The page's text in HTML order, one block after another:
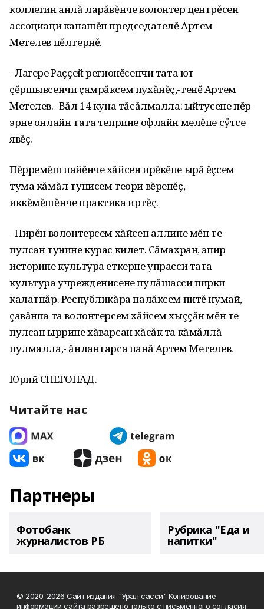
коллегин анлă ларăвĕнче волонтер центрĕсен
ассоциаци канашĕн председателĕ Артем
Метелев пĕлтернĕ.
- Лагере Раççей регионĕсенчи тата ют
çĕршывсенчи çамрăксем пухăнĕç,-тенĕ Артем
Метелев.- Вăл 14 куна тăсăлмалла: ыйтусене пĕр
эрне онлайн тата теприне офлайн мелĕпе сÿтсе
явĕç.
Пĕрремĕш пайĕнче хăйсен ирĕкĕпе ырă ĕçсем
тума кăмăл тунисем теори вĕренĕç,
иккĕмĕшĕнче практика иртĕç.
- Пирĕн волонтерсем хăйсен аллипе мĕн те
пулсан тунине курас килет. Сăмахран, эпир
историпе культура еткерне упрасси тата
культура учрежденисене пулăшасси пирки
калатпăр. Республикăра палăксем питĕ нумай,
çавăнпа та волонтерсем хăйсем хыççăн мĕн те
пулсан ыррине хăварсан кăсăк та кăмăллă
пулмалла,- ăнлантарса панă Артем Метелев.
Юрий СНЕГОПАД.
Читайте нас
Партнеры
Фотобанк
журналистов РБ
Рубрика "Еда и
напитки"
© 2020-2026 Сайт издания "Урал сасси" Копирование
информации сайта разрешено только с письменного согласия